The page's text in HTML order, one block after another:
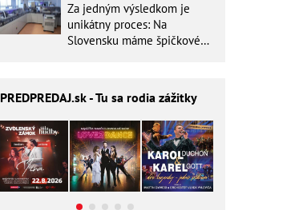
Za jedným výsledkom je
unikátny proces: Na
Slovensku máme špičkové
PREDPREDAJ.sk - Tu sa rodia zážitky